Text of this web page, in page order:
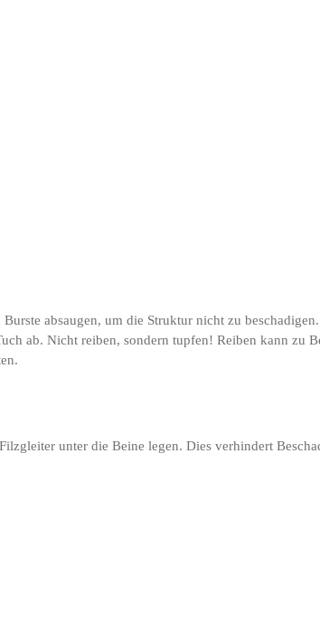
absaugen, um die Struktur nicht zu
ab. Nicht reiben, sondern tupfen! Reiben kann zu
unter die Beine legen. Dies verhindert